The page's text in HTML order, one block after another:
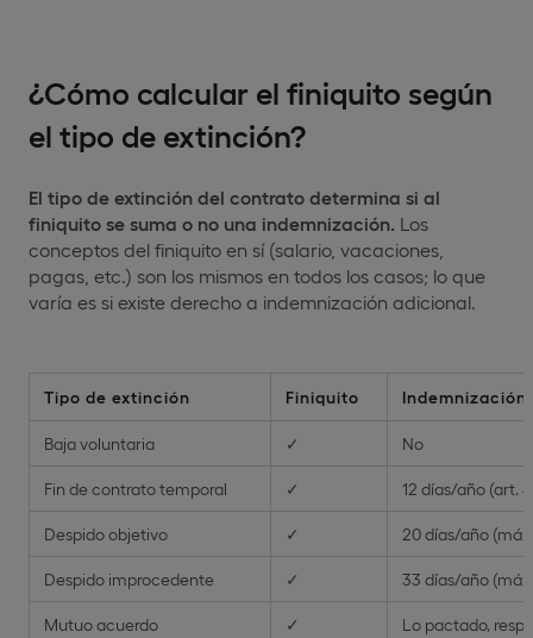
¿Cómo calcular el finiquito según
el tipo de extinción?
El tipo de extinción del contrato determina si al
finiquito se suma o no una indemnización. Los
conceptos del finiquito en sí (salario, vacaciones,
pagas, etc.) son los mismos en todos los casos; lo que
varía es si existe derecho a indemnización adicional.
Tipo de extinción Finiquito Indemnización
Baja voluntaria ✓ No
Fin de contrato temporal ✓ 12 días/año (art.
Despido objetivo ✓ 20 días/año
Despido improcedente ✓ 33 días/año
Mutuo acuerdo ✓ Lo pactado,